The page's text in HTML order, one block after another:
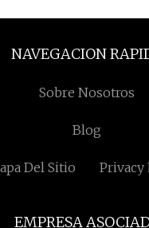
NAVEGACION
Sobre Nosotros
Blog
Del Sitio Privacy
EMPRESA